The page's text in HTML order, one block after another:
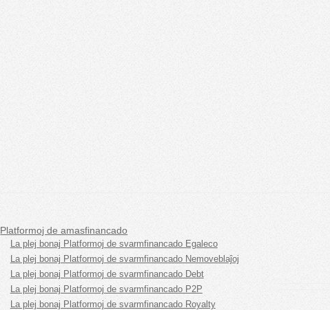
Platformoj de amasfinancado
La plej bonaj Platformoj de svarmfinancado Egaleco
La plej bonaj Platformoj de svarmfinancado Nemoveblaĵoj
La plej bonaj Platformoj de svarmfinancado Debt
La plej bonaj Platformoj de svarmfinancado P2P
La plej bonaj Platformoj de svarmfinancado Royalty